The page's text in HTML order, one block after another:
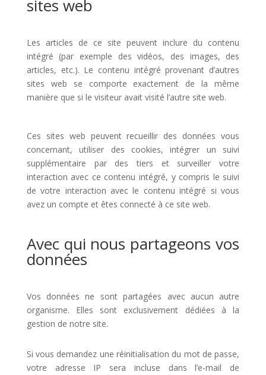
sites web
Les articles de ce site peuvent inclure du contenu
intégré (par exemple des vidéos, des images, des
articles, etc.). Le contenu intégré provenant d’autres
sites web se comporte exactement de la même
manière que si le visiteur avait visité l’autre site web.
Ces sites web peuvent recueillir des données vous
concernant, utiliser des cookies, intégrer un suivi
supplémentaire par des tiers et surveiller votre
interaction avec ce contenu intégré, y compris le suivi
de votre interaction avec le contenu intégré si vous
avez un compte et êtes connecté à ce site web.
Avec qui nous partageons vos
données
Vos données ne sont partagées avec aucun autre
organisme. Elles sont exclusivement dédiées à la
gestion de notre site.
Si vous demandez une réinitialisation du mot de passe,
votre adresse IP sera incluse dans l’e-mail de